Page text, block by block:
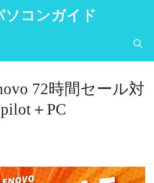
ソコンガイド
72時間セール対
＋PC